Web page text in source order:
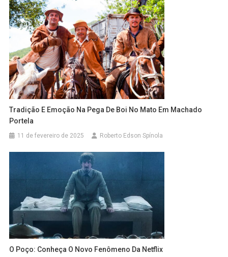
Tradição E Emoção Na Pega De Boi No Mato Em Machado
Portela
11 de fevereiro de 2025 Roberto Edson Spínola
O Poço: Conheça O Novo Fenômeno Da Netflix